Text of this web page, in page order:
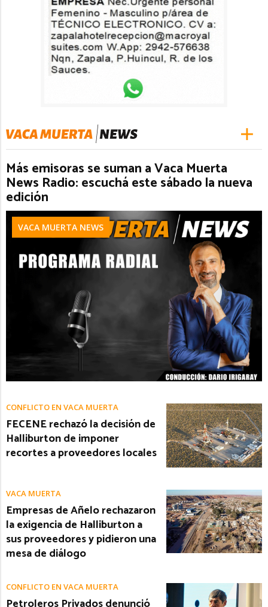
Más emisoras se suman a Vaca Muerta
News Radio: escuchá este sábado la nueva
edición
VACA MUERTA NEWS
CONFLICTO EN VACA MUERTA
FECENE rechazó la decisión de
Halliburton de imponer
recortes a proveedores locales
VACA MUERTA
Empresas de Añelo rechazaron
la exigencia de Halliburton a
sus proveedores y pidieron una
mesa de diálogo
CONFLICTO EN VACA MUERTA